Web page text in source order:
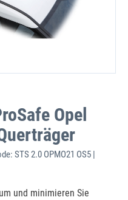
Opel
STS 2.0 OPMO21 OS5 |
und minimieren Sie